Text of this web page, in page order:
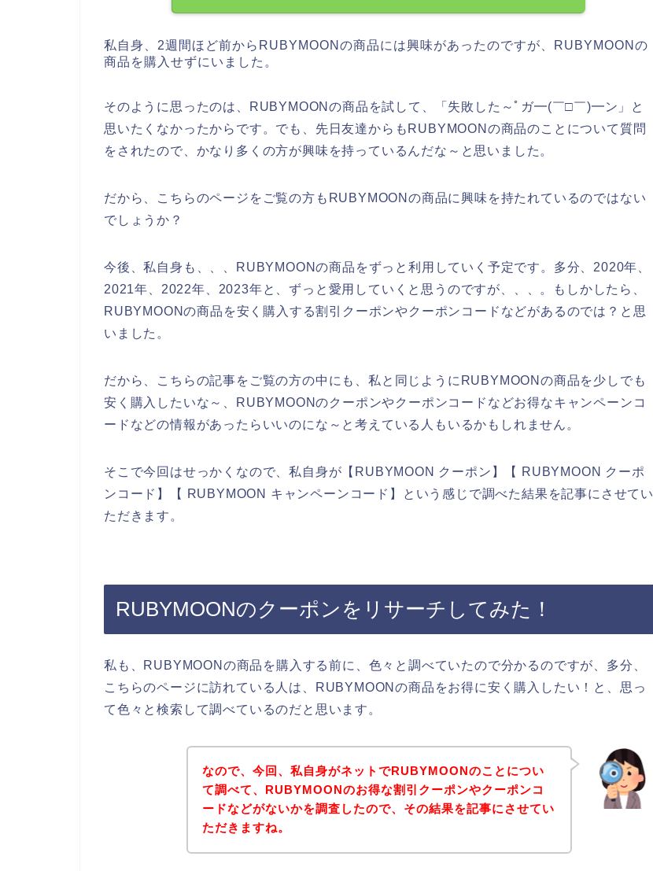
私自身、2週間ほど前からRUBYMOONの商品には興味があったのですが、RUBYMOONの
商品を購入せずにいました。
そのように思ったのは、RUBYMOONの商品を試して、「失敗した～ﾟガ━(￣□￣)━ン」と
思いたくなかったからです。でも、先日友達からもRUBYMOONの商品のことについて質問
をされたので、かなり多くの方が興味を持っているんだな～と思いました。
だから、こちらのページをご覧の方もRUBYMOONの商品に興味を持たれているのではない
でしょうか？
今後、私自身も、、、RUBYMOONの商品をずっと利用していく予定です。多分、2020年、
2021年、2022年、2023年と、ずっと愛用していくと思うのですが、、、。もしかしたら、
RUBYMOONの商品を安く購入する割引クーポンやクーポンコードなどがあるのでは？と思
いました。
だから、こちらの記事をご覧の方の中にも、私と同じようにRUBYMOONの商品を少しでも
安く購入したいな～、RUBYMOONのクーポンやクーポンコードなどお得なキャンペーンコ
ードなどの情報があったらいいのにな～と考えている人もいるかもしれません。
そこで今回はせっかくなので、私自身が【RUBYMOON クーポン】【 RUBYMOON クーポ
ンコード】【 RUBYMOON キャンペーンコード】という感じで調べた結果を記事にさせてい
ただきます。
RUBYMOONのクーポンをリサーチしてみた！
私も、RUBYMOONの商品を購入する前に、色々と調べていたので分かるのですが、多分、
こちらのページに訪れている人は、RUBYMOONの商品をお得に安く購入したい！と、思っ
て色々と検索して調べているのだと思います。
なので、今回、私自身がネットでRUBYMOONのことについ
て調べて、RUBYMOONのお得な割引クーポンやクーポンコ
ードなどがないかを調査したので、その結果を記事にさせてい
ただきますね。